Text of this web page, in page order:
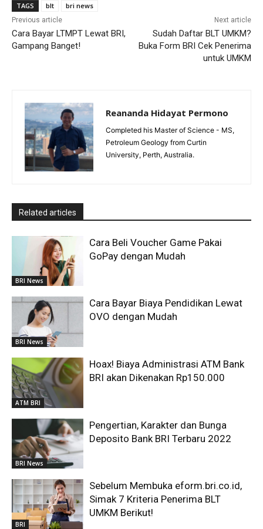
TAGS blt bri news
Previous article
Cara Bayar LTMPT Lewat BRI,
Gampang Banget!
Next article
Sudah Daftar BLT UMKM?
Buka Form BRI Cek Penerima
untuk UMKM
Reananda Hidayat Permono
Completed his Master of Science - MS,
Petroleum Geology from Curtin
University, Perth, Australia.
Related articles
BRI News
Cara Beli Voucher Game Pakai
GoPay dengan Mudah
BRI News
Cara Bayar Biaya Pendidikan Lewat
OVO dengan Mudah
ATM BRI
Hoax! Biaya Administrasi ATM Bank
BRI akan Dikenakan Rp150.000
BRI News
Pengertian, Karakter dan Bunga
Deposito Bank BRI Terbaru 2022
BRI
Sebelum Membuka eform.bri.co.id,
Simak 7 Kriteria Penerima BLT
UMKM Berikut!